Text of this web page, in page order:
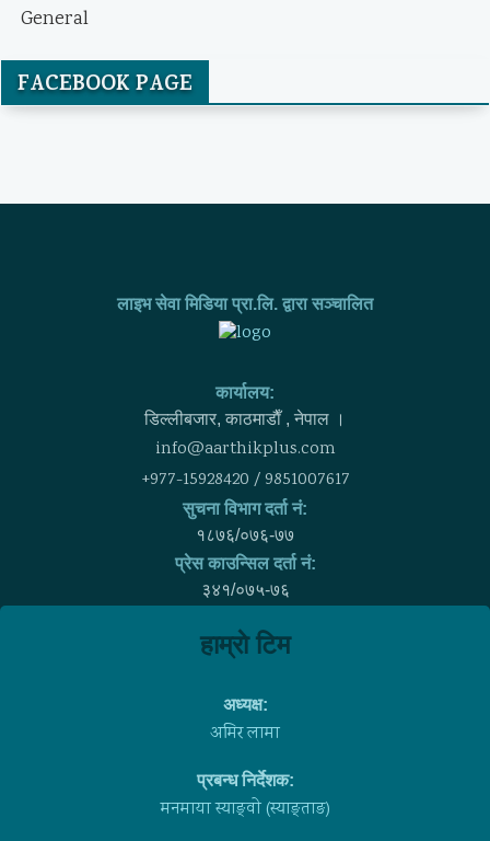
जिलीको नेपालमा कुनै आधिकारिक वितरक छैन :
Bank holds its 31st Annual General
FACEBOOK PAGE
लाइभ सेवा मिडिया प्रा.लि. द्वारा सञ्चालित
कार्यालय:
डिल्लीबजार, काठमाडाैँ , नेपाल ।
info@aarthikplus.com
+977-15928420 / 9851007617
सुचना विभाग दर्ता नं:
१८७६/०७६-७७
प्रेस काउन्सिल दर्ता नं:
३४१/०७५-७६
हाम्राे टिम
अध्यक्ष:
अमिर लामा
प्रबन्ध निर्देशक:
मनमाया स्याङ्वाे (स्याङ्ताङ)